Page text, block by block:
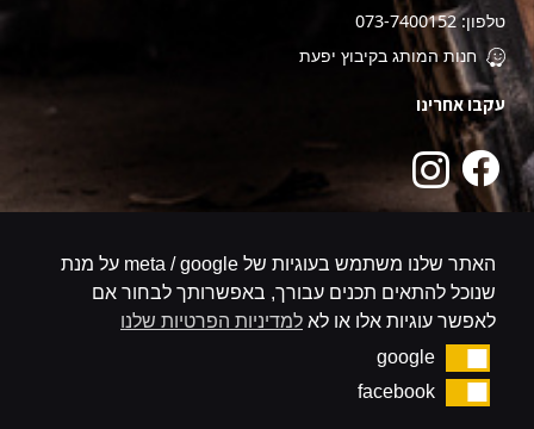
טלפון: 073-7400152
חנות המותג בקיבוץ יפעת
עקבו אחרינו
האתר שלנו משתמש בעוגיות של meta / google על מנת
שנוכל להתאים תכנים עבורך, באפשרותך לבחור אם
לאפשר עוגיות אלו או לא למדיניות הפרטיות שלנו
google
google
facebook
facebook